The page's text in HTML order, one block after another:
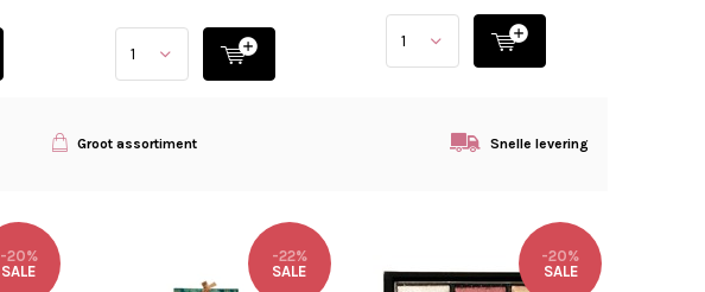
Groot assortiment Snelle levering
-20%
SALE
-22%
SALE
-20%
SALE